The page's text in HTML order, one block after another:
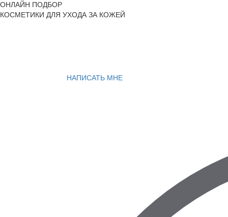
ОНЛАЙН ПОДБОР
КОСМЕТИКИ ДЛЯ УХОДА ЗА КОЖЕЙ
НАПИСАТЬ МНЕ